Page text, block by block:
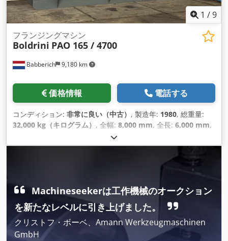
1 /9
Babberich 9,180 km
フランジングマシン
Boldrini PAO 165 / 4700
価格情報 電話する
コンディション: 非常に良い（中古） , 製造年: 1980, 総重量:
32,000 kg（キログラム） , 全幅: 8,000 mm, 全長: 6,000 mm,
8 mm
レーターを含む プレス金型の自動位置決め ローラーは油圧駆
動 ローラーアームは高さ調節可能 ピストン直径... 完全油圧プ
レス、ストローク... 最大直径...6つのディッシング金型を含む
8000mm Djdpfx Abovcy Dcjljck 高さ: 4200mm 重量: 32000kg
Machineseekerは工作機械のオークション
を新たなレベルに引き上げました。
クリストフ・ボーベ、Amann Werkzeugmaschinen
GmbH